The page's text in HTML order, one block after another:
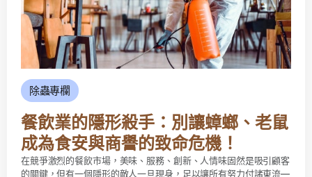
除蟲專欄
餐飲業的隱形殺手：別讓蟑螂、老鼠
成為食安與商譽的致命危機！
在競爭激烈的餐飲市場，美味、服務、創新、人情味固然是吸引顧客
的關鍵，但有一個隱形的敵人一旦現身，足以讓所有努力付諸東流—